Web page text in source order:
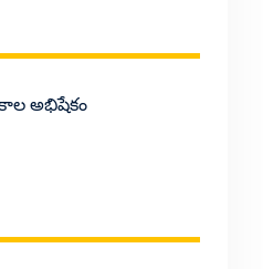
అభిషేకం